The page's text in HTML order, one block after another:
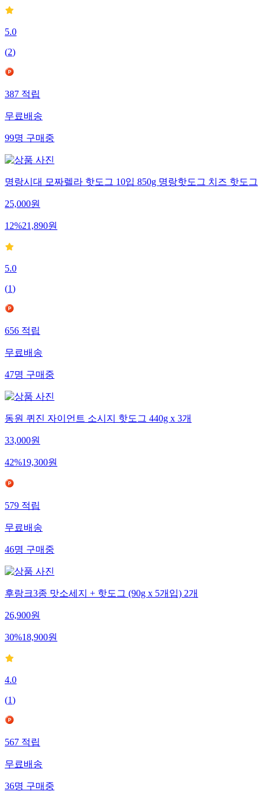
5.0
(2)
387적립
무료배송
99명구매중
명랑시대 모짜렐라 핫도그 10입 850g 명랑핫도그 치즈 핫도그
25,000원
12%21,890원
5.0
(1)
656적립
무료배송
47명구매중
동원 퀴진 자이언트 소시지 핫도그 440g x 3개
33,000원
42%19,300원
579적립
무료배송
46명구매중
후랑크3종 맛소세지 + 핫도그 (90g x 5개입) 2개
26,900원
30%18,900원
4.0
(1)
567적립
무료배송
36명구매중